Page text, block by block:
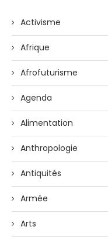
Activisme
Afrique
Afrofuturisme
Agenda
Alimentation
Anthropologie
Antiquités
Armée
Arts